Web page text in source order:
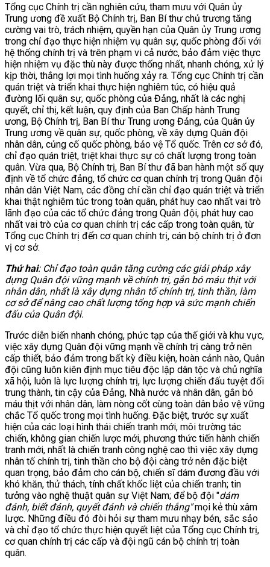
Tổng cục Chính trị cần nghiên cứu, tham mưu với Quân ủy
Trung ương đề xuất Bộ Chính trị, Ban Bí thư chủ trương tăng
cường vai trò, trách nhiệm, quyền hạn của Quân ủy Trung ương
trong chỉ đạo thực hiện nhiệm vụ quân sự, quốc phòng đối với
hệ thống chính trị và trên phạm vi cả nước, bảo đảm việc thực
hiện nhiệm vụ đặc thù này được thống nhất, nhanh chóng, xử lý
kịp thời, thắng lợi mọi tình huống xảy ra. Tổng cục Chính trị cần
quán triệt và triển khai thực hiện nghiêm túc, có hiệu quả
đường lối quân sự, quốc phòng của Đảng, nhất là các nghị
quyết, chỉ thị, kết luận, quy định của Ban Chấp hành Trung
ương, Bộ Chính trị, Ban Bí thư Trung ương Đảng, của Quân ủy
Trung ương về quân sự, quốc phòng, về xây dựng Quân đội
nhân dân, củng cố quốc phòng, bảo vệ Tổ quốc. Trên cơ sở đó,
chỉ đạo quán triệt, triệt khai thực sự có chất lượng trong toàn
quân. Vừa qua, Bộ Chính trị, Ban Bí thư đã ban hành một số quy
định về tổ chức đảng, tổ chức cơ quan chính trị trong Quân đội
nhân dân Việt Nam, các đồng chí cần chỉ đạo quán triệt và triển
khai thật nghiêm túc trong toàn quân, phát huy cao nhất vai trò
lãnh đạo của các tổ chức đảng trong Quân đội, phát huy cao
nhất vai trò của cơ quan chính trị các cấp trong toàn quân, từ
Tổng cục Chính trị đến cơ quan chính trị, cán bộ chính trị ở đơn
vị cơ sở.
Thứ hai:Chỉ đạo toàn quân tăng cường các giải pháp xây
dựng Quân đội vững mạnh về chính trị, gắn bó máu thịt với
nhân dân, nhất là xây dựng nhân tố chính trị, tinh thần, làm
cơ sở để nâng cao chất lượng tổng hợp và sức mạnh chiến
đấu của Quân đội.
Trước diễn biến nhanh chóng, phức tạp của thế giới và khu vực,
việc xây dựng Quân đội vững mạnh về chính trị càng trở nên
cấp thiết, bảo đảm trong bất kỳ điều kiện, hoàn cảnh nào, Quân
đội cũng luôn kiên định mục tiêu độc lập dân tộc và chủ nghĩa
xã hội, luôn là lực lượng chính trị, lực lượng chiến đấu tuyệt đối
trung thành, tin cậy của Đảng, Nhà nước và nhân dân, gắn bó
máu thịt với nhân dân, làm nòng cốt cùng toàn dân bảo vệ vững
chắc Tổ quốc trong mọi tình huống. Đặc biệt, trước sự xuất
hiện của các loại hình thái chiến tranh mới, môi trường tác
chiến, không gian chiến lược mới, phương thức tiến hành chiến
tranh mới, nhất là chiến tranh công nghệ cao thì việc xây dựng
nhân tố chính trị, tinh thần cho bộ đội càng trở nên đặc biệt
quan trọng, bảo đảm cho cán bộ, chiến sĩ dám đương đầu với
khó khăn, thử thách, tính chất khốc liệt của chiến tranh; tin
tưởng vào nghệ thuật quân sự Việt Nam; để bộ đội "dám
đánh, biết đánh, quyết đánh và chiến thắng" mọi kẻ thù xâm
lược. Những điều đó đòi hỏi sự tham mưu nhạy bén, sắc sảo
và chỉ đạo tổ chức thực hiện quyết liệt của Tổng cục Chính trị,
cơ quan chính trị các cấp và đội ngũ cán bộ chính trị toàn
quân.